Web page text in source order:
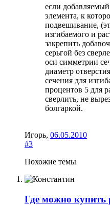
если
элемента, к
подвешивание,
изгибаемого и
закрепить
серьгой без
оси симметрии
диаметр
сечения для
процентов 5 для
сверлить, не
болгаркой.
Игорь, 06.05.2010
#3
Похожие темы
Где можно купить